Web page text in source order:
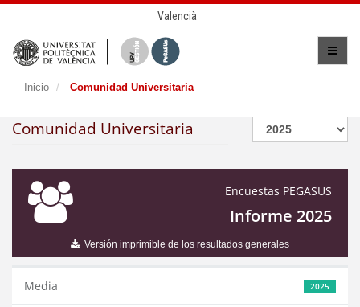
Valencià
Inicio Comunidad Universitaria
Comunidad Universitaria
Encuestas PEGASUS
Informe 2025
Versión imprimible de los resultados generales
2025
Media